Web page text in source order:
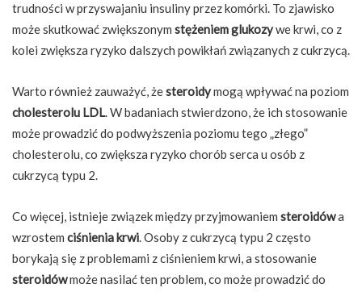
trudności w przyswajaniu insuliny przez komórki. To zjawisko
może skutkować zwiększonym stężeniem glukozywe krwi, co z
kolei zwiększa ryzyko dalszych powikłań związanych z cukrzycą.
Warto również zauważyć, żesteroidymogą wpływać na poziom
cholesterolu LDL. W badaniach stwierdzono, że ich stosowanie
może prowadzić do podwyższenia poziomu tego „złego”
cholesterolu, co zwiększa ryzyko chorób serca u osób z
cukrzycą typu 2.
Co więcej, istnieje związek między przyjmowaniem steroidówa
wzrostem ciśnienia krwi. Osoby z cukrzycą typu 2 często
borykają się z problemami z ciśnieniem krwi, a stosowanie
steroidówmoże nasilać ten problem, co może prowadzić do